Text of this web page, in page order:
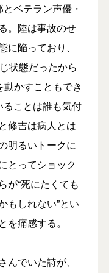
ベテラン声優・
。陸は事故のせ
陥っており、
状態だったから
動かすこともでき
ことは誰も気付
修吉は病人とは
明るいトークに
とってショック
が“死にたくても
もしれない”とい
を痛感する。
でいた詩が、